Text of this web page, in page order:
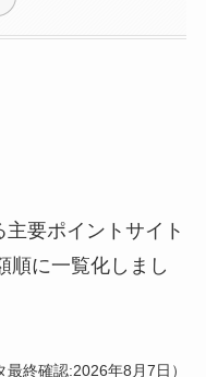
主要ポイントサイト
順に一覧化しまし
最終確認:2026年8月7日）